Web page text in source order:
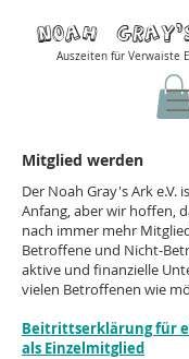
Noah
Auszeiten für Verwaiste
Mitglied werden
Der Noah Gray's Ark e.V.
Anfang, aber wir hoffen,
nach immer mehr
Betroffene und Nicht-
aktive und finanzielle
vielen Betroffenen wie
Beitrittserklärung für
als Einzelmitglied